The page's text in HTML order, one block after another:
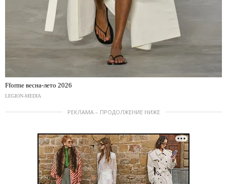
Fforme весна-лето 2026
LEGION-MEDIA
РЕКЛАМА – ПРОДОЛЖЕНИЕ НИЖЕ